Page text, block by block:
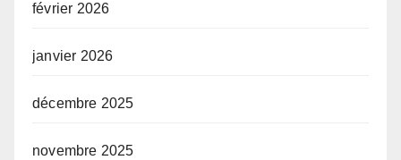
février 2026
janvier 2026
décembre 2025
novembre 2025